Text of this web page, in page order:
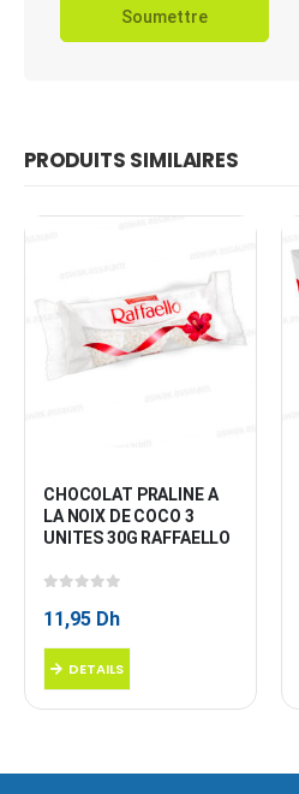
PRODUITS SIMILAIRES
CHOCOLAT PRALINE A
LA NOIX DE COCO 3
UNITES 30G RAFFAELLO
11,95 Dh
DETAILS